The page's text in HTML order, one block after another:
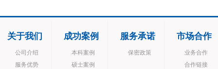
关于我们
公司介绍
服务优势
成功案例
本科案例
硕士案例
服务承诺
保密政策
市场合作
业务合作
合作链接